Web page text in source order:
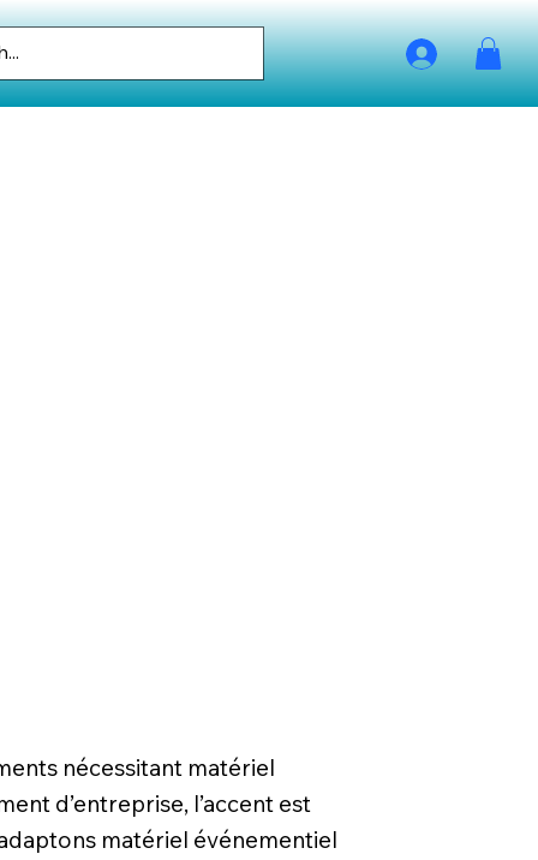
nécessitant matériel
d’entreprise, l’accent est
matériel événementiel